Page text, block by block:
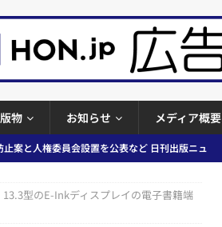
物 お知らせ メディア概要
止案と人権委員会設置を公表など 日刊出版ニュ
会調査報告書を公開など 日刊出版ニュースまと
始」「EUが生成AIコンテンツの識別表示を義
型のE-Inkディスプレイの電子書籍端